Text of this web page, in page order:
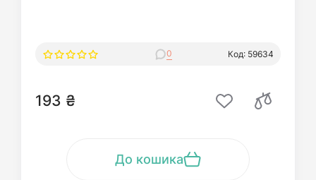
0 Код: 59634
193 ₴
До кошика